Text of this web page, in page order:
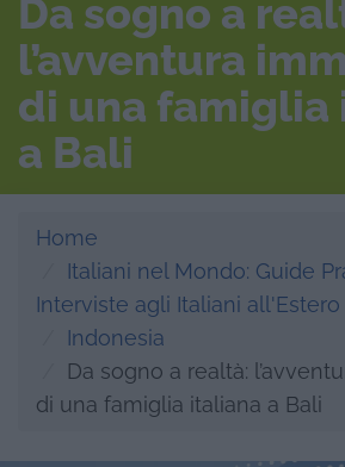
Da sogno a
l’avventura
di una famiglia
a Bali
Home
Italiani nel Mondo: Guide
Interviste agli Italiani all'Estero
Indonesia
Da sogno a realtà:
di una famiglia italiana a Bali